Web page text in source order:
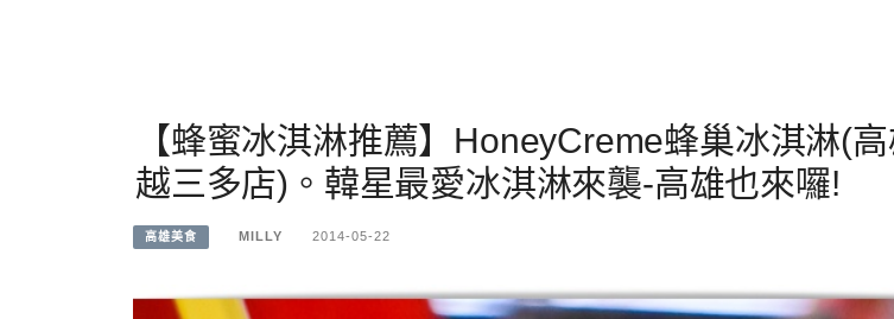
【蜂蜜冰淇淋推薦】HoneyCreme蜂巢冰淇淋(
越三多店)。韓星最愛冰淇淋來襲-高雄也來囉!
高雄美食 MILLY 2014-05-22